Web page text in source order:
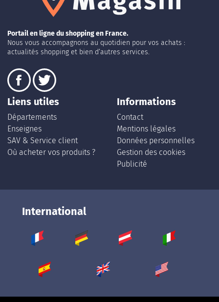
Portail en ligne du shopping en France.
Nous vous accompagnons au quotidien pour vos achats :
actualités shopping et bien d’autres services.
Liens utiles
Départements
Enseignes
SAV & Service client
Où acheter vos produits ?
Informations
Contact
Mentions légales
Données personnelles
Gestion des cookies
Publicité
International